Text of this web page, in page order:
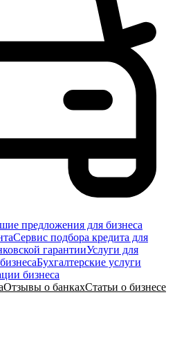
предложения для бизнеса
Сервис подбора кредита для
гарантииУслуги для
Бухгалтерские услуги
бизнеса
Отзывы о банкахСтатьи о бизнесе